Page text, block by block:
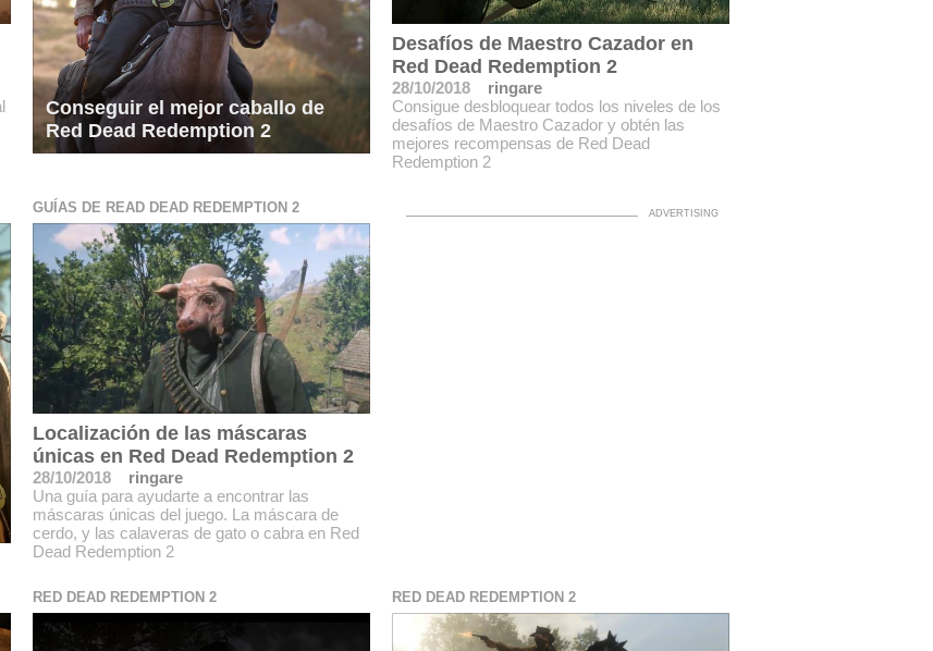
Conseguir el mejor caballo de
Red Dead Redemption 2
Desafíos de Maestro Cazador en
Red Dead Redemption 2
28/10/2018
ringare
Consigue desbloquear todos los niveles de los
desafíos de Maestro Cazador y obtén las
mejores recompensas de Red Dead
Redemption 2
GUÍAS DE READ DEAD REDEMPTION 2
Localización de las máscaras
únicas en Red Dead Redemption 2
28/10/2018
ringare
Una guía para ayudarte a encontrar las
máscaras únicas del juego. La máscara de
cerdo, y las calaveras de gato o cabra en Red
Dead Redemption 2
RED DEAD REDEMPTION 2 RED DEAD REDEMPTION 2